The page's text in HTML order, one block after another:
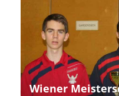
Wiener